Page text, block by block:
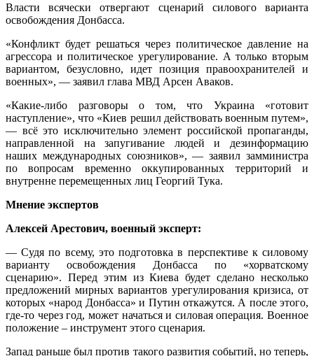
Власти всячески отвергают сценарий силового варианта
освобождения Донбасса.
«Конфликт будет решаться через политическое давление на
агрессора и политическое урегулирование. А только вторым
вариантом, безусловно, идет позиция правоохранителей и
военных», — заявил глава МВД Арсен Аваков.
«Какие-либо разговоры о том, что Украина «готовит
наступление», что «Киев решил действовать военным путем»,
— всё это исключительно элемент российской пропаганды,
направленной на запугивание людей и дезинформацию
наших международных союзников», — заявил замминистра
по вопросам временно оккупированных территорий и
внутренне перемещенных лиц Георгий Тука.
Мнение экспертов
Алексей Арестович, военный эксперт:
— Судя по всему, это подготовка в перспективе к силовому
варианту освобождения Донбасса по «хорватскому
сценарию». Перед этим из Киева будет сделано несколько
предложений мирных вариантов урегулирования кризиса, от
которых «народ Донбасса» и Путин откажутся. А после этого,
где-то через год, может начаться и силовая операция. Военное
положение – инструмент этого сценария.
Запад раньше был против такого развития событий, но теперь,